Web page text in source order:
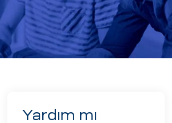
Yardım mı